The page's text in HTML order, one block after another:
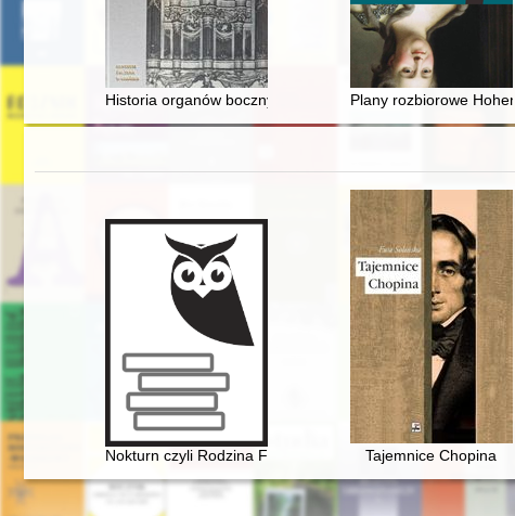
Historia organów bocznych J. F. Rhode : wydawnictwo
Plany rozbiorowe
Nokturn czyli Rodzina Fryderyka Chopina i Warszawa w
Tajemnice Chopina